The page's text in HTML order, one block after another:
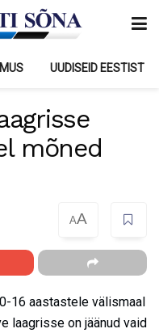
UUDISEID EESTIST
mõned
AA
16 aastastele välismaal
laagrisse on jäänud vaid